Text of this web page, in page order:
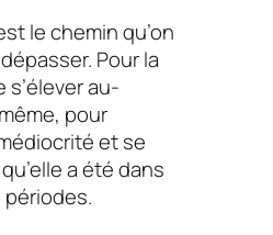
le chemin qu’on
Pour la
s’élever au-
pour
et se
a été dans